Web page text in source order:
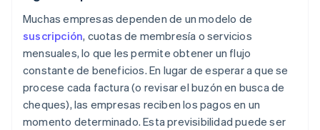
Muchas empresas dependen de un modelo de
suscripción, cuotas de membresía o servicios
mensuales, lo que les permite obtener un flujo
constante de beneficios. En lugar de esperar a que se
procese cada factura (o revisar el buzón en busca de
cheques), las empresas reciben los pagos en un
momento determinado. Esta previsibilidad puede ser